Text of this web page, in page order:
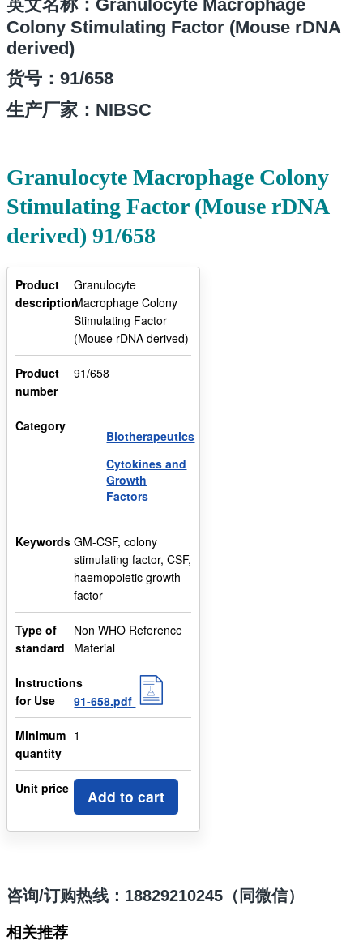
英文名称：Granulocyte Macrophage
Colony Stimulating Factor (Mouse rDNA
derived)
货号： 91/658
生产厂家：NIBSC
Granulocyte Macrophage Colony
Stimulating Factor (Mouse rDNA
derived) 91/658
Product
description
Granulocyte
Macrophage Colony
Stimulating Factor
(Mouse rDNA derived)
Product
number
91/658
Category
Biotherapeutics
Cytokines and
Growth
Factors
Keywords GM-CSF, colony
stimulating factor, CSF,
haemopoietic growth
factor
Type of
standard
Non WHO Reference
Material
Instructions
for Use
91-658.pdf
Minimum
quantity
1
Unit price Add to cart
咨询/订购热线：18829210245（同微信）
相关推荐